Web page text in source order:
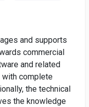
and supports
commercial
and related
with complete
the technical
the knowledge